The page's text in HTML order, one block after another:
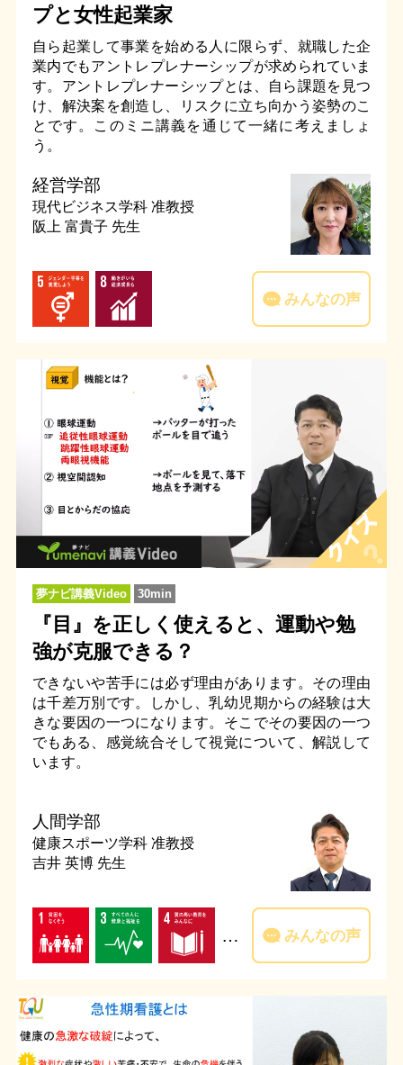
プと女性起業家
自ら起業して事業を始める人に限らず、就職した企
業内でもアントレプレナーシップが求められていま
す。アントレプレナーシップとは、自ら課題を見つ
け、解決案を創造し、リスクに立ち向かう姿勢のこ
とです。このミニ講義を通じて一緒に考えましょ
う。
経営学部
現代ビジネス学科 准教授
阪上 富貴子 先生
みんなの声
夢ナビ講義Video 30min
『目』を正しく使えると、運動や勉
強が克服できる？
できないや苦手には必ず理由があります。その理由
は千差万別です。しかし、乳幼児期からの経験は大
きな要因の一つになります。そこでその要因の一つ
でもある、感覚統合そして視覚について、解説して
います。
人間学部
健康スポーツ学科 准教授
吉井 英博 先生
… みんなの声